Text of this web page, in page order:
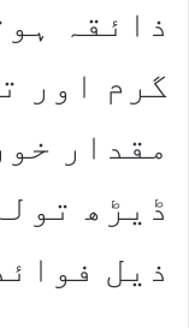
ذائقہ
گرم اور
مقدار
ڈیڑھ
ذیل